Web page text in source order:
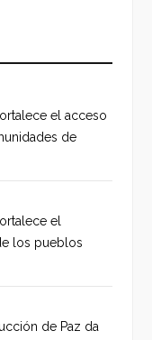
el acceso
de
el
los pueblos
de Paz da